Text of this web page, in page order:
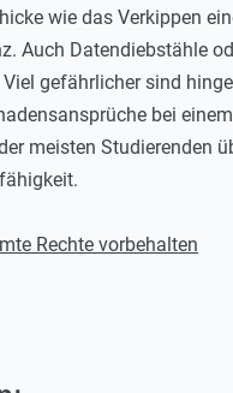
wie das Verkippen
Auch Datendiebstähle
gefährlicher sind
bei
meisten Studierenden
Rechte vorbehalten